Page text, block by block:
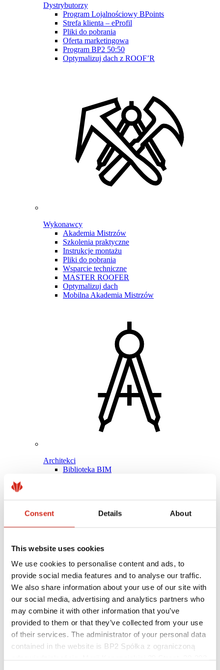
Consent Details About
This website uses cookies
We use cookies to personalise content and ads, to
provide social media features and to analyse our traffic.
We also share information about your use of our site with
our social media, advertising and analytics partners who
may combine it with other information that you’ve
provided to them or that they’ve collected from your use
of their services. The administrator of your personal data
contained in the website is BP2 Spółka z ograniczoną
Dystrybutorzy
Program Lojalnościowy BPoints
Strefa klienta – eProfil
Pliki do pobrania
Oferta marketingowa
Program BP2 50:50
Optymalizuj dach z ROOF’R
Wykonawcy
Akademia Mistrzów
Szkolenia praktyczne
Instrukcje montażu
Pliki do pobrania
Wsparcie techniczne
MASTER ROOFER
Optymalizuj dach
Mobilna Akademia Mistrzów
Architekci
Biblioteka BIM
Pomocne linki